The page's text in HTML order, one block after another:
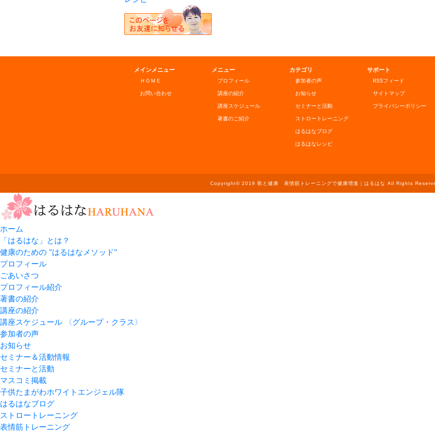
メインメニュー
ＨＯＭＥ
お問い合わせ
メニュー
プロフィール
講座の紹介
講座スケジュール
著書のご紹介
カテゴリ
参加者の声
お知らせ
セミナーと活動
ストロートレーニング
はるはなブログ
はるはなレシピ
サポート
RSSフィード
サイトマップ
プライバシーポリシー
Copyright© 2019 歌と健康 表情筋トレーニングで健康増進｜はるはな All Rights
ホーム
「はるはな」とは？
健康のための “はるはなメソッド”
プロフィール
ごあいさつ
プロフィール紹介
著書の紹介
講座の紹介
講座スケジュール 〈グループ・クラス〉
参加者の声
お知らせ
セミナー＆活動情報
セミナーと活動
マスコミ掲載
子供たまがわホワイトエンジェル隊
はるはなブログ
ストロートレーニング
表情筋トレーニング